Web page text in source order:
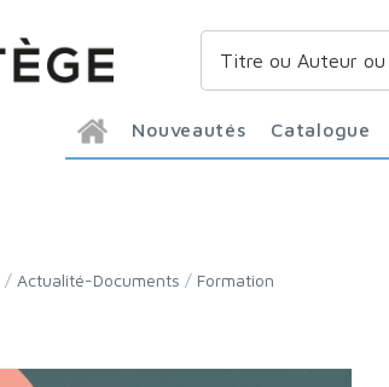
Nouveautés Catalogue
/ Actualité-Documents / Formation